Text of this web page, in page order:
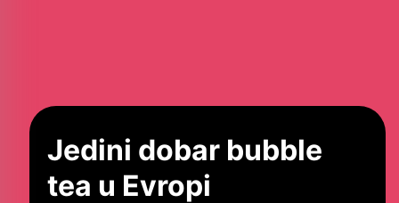
Jedini dobar bubble
tea u Evropi